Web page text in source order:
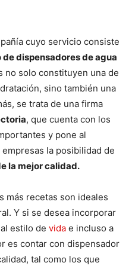
cuyo servicio consiste
dispensadores de agua
no solo constituyen una de
sino también una
se trata de una firma
, que cuenta con los
y pone al
la posibilidad de
la mejor calidad.
más recetas son ideales
Y si se desea incorporar
estilo de vida e incluso a
es contar con dispensador
tal como los que